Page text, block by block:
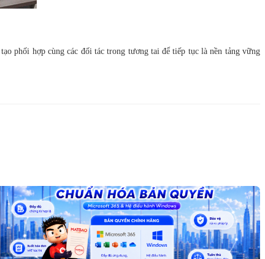
phối hợp cùng các đối tác trong tương tai để tiếp tục là nền tảng vững